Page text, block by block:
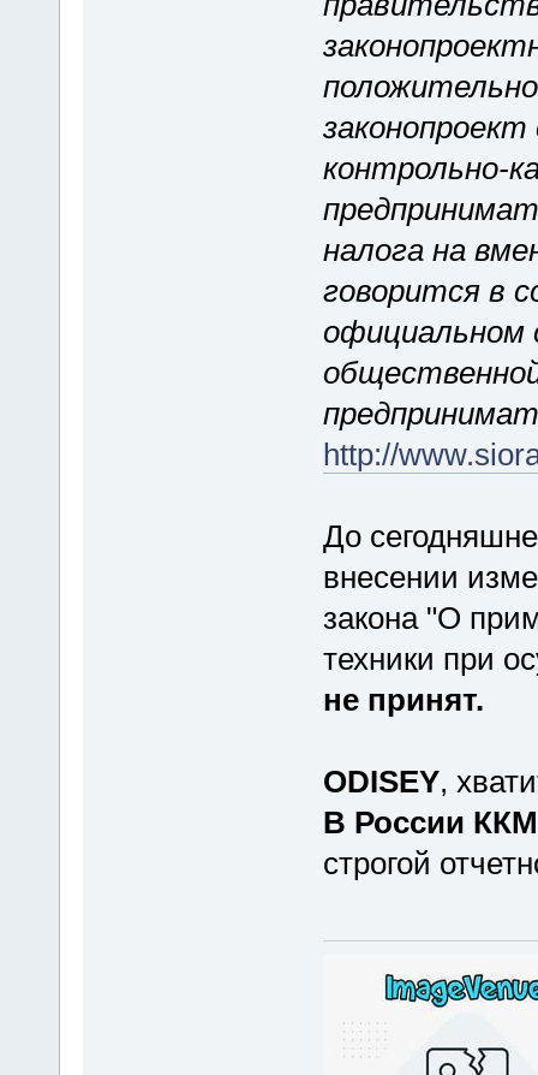
контрольно-
налога на
говорится в
официальном
http://
До
внесении
закона "О
техники при
не принят.
ODISEY,
В России
строгой